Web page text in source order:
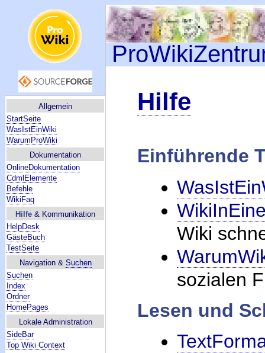
Allgemein
StartSeite
WasIstEinWiki
WarumProWiki
Dokumentation
OnlineDokumentation
CdmlElemente
Befehle
WikiFaq
Hilfe & Kommunikation
HelpDesk
GästeBuch
TestSeite
Navigation & Suchen
Suchen
Index
Ordner
HomePages
Lokale Administration
SideBar
Top Wiki Context
Hilfe
Einführende
Wiki
sozialen
Lesen und